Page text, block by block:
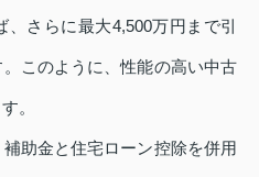
さらに最大4,500万円まで引
このように、性能の高い中古
。
助金と住宅ローン控除を併用